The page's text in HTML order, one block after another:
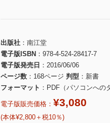
出版社
南江堂
電子版ISBN
978-4-524-28417-7
電子版発売日
2016/06/06
ページ数
168ページ 判型
新書
フォーマット
PDF（パソコンへの
電子版販売価格： ¥3,080
(本体¥2,800＋税10％)